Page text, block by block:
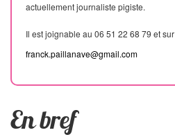
actuellement journaliste pigiste.
Il est joignable au 06 51 22 68 79 et sur
franck.paillanave@gmail.com
En bref